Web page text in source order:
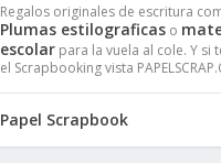
Regalos originales de escritura
Plumas estilograficas o
escolar para la vuela al cole. Y si
el Scrapbooking vista
Papel Scrapbook